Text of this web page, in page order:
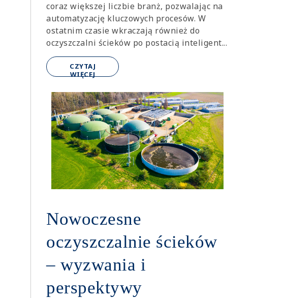
coraz większej liczbie branż, pozwalając na
automatyzację kluczowych procesów. W
ostatnim czasie wkraczają również do
oczyszczalni ścieków po postacią inteligent...
CZYTAJ
WIĘCEJ
Nowoczesne
oczyszczalnie ścieków
– wyzwania i
perspektywy